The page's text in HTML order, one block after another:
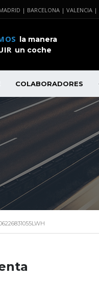
| BARCELONA | VALENCIA
la manera
un coche
COLABORADORES